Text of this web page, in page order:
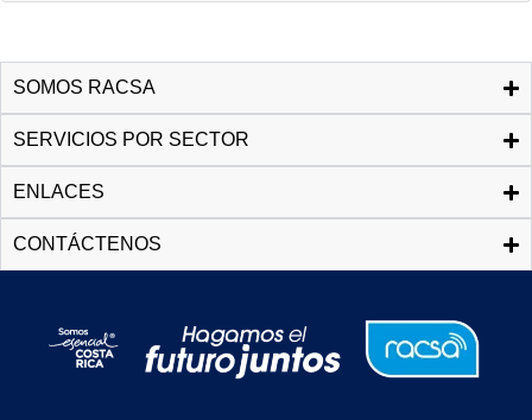
SOMOS RACSA
SERVICIOS POR SECTOR
ENLACES
CONTÁCTENOS